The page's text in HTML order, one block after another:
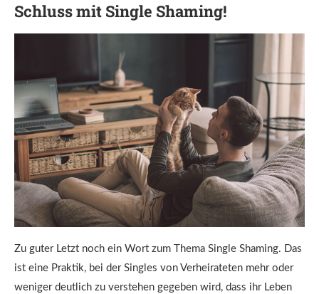
Schluss mit Single Shaming!
Zu guter Letzt noch ein Wort zum Thema Single Shaming. Das
ist eine Praktik, bei der Singles von Verheirateten mehr oder
weniger deutlich zu verstehen gegeben wird, dass ihr Leben